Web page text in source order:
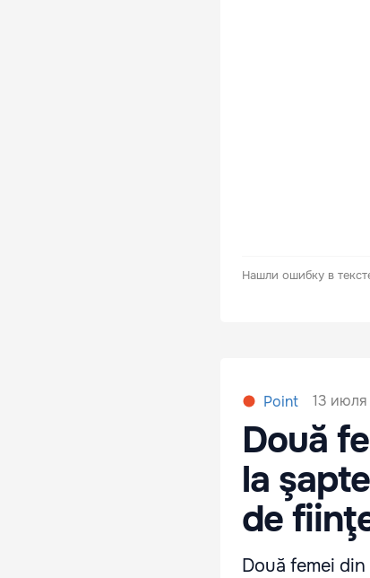
Нашли ошибку в
Point 13 июля
Două
la
de
Două femei